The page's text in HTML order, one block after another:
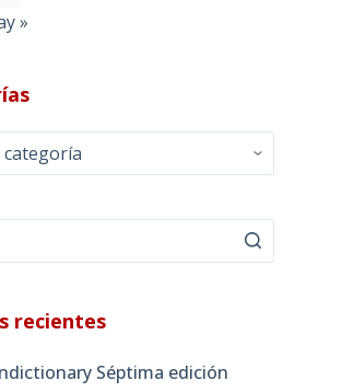
»
recientes
Séptima edición